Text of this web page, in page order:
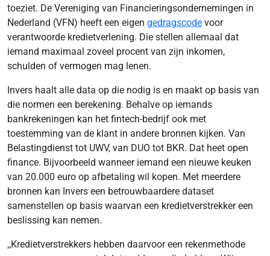
toeziet. De Vereniging van Financieringsondernemingen in
Nederland (VFN) heeft een eigen gedragscode voor
verantwoorde kredietverlening. Die stellen allemaal dat
iemand maximaal zoveel procent van zijn inkomen,
schulden of vermogen mag lenen.
Invers haalt alle data op die nodig is en maakt op basis van
die normen een berekening. Behalve op iemands
bankrekeningen kan het fintech-bedrijf ook met
toestemming van de klant in andere bronnen kijken. Van
Belastingdienst tot UWV, van DUO tot BKR. Dat heet open
finance. Bijvoorbeeld wanneer iemand een nieuwe keuken
van 20.000 euro op afbetaling wil kopen. Met meerdere
bronnen kan Invers een betrouwbaardere dataset
samenstellen op basis waarvan een kredietverstrekker een
beslissing kan nemen.
,,Kredietverstrekkers hebben daarvoor een rekenmethode